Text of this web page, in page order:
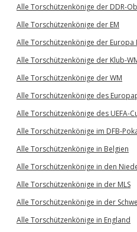
Alle Torschützenkönige der DDR-
Alle Torschützenkönige der EM
Alle Torschützenkönige der Europa
Alle Torschützenkönige der Klub-
Alle Torschützenkönige der WM
Alle Torschützenkönige des
Alle Torschützenkönige des UEFA-
Alle Torschützenkönige im DFB-
Alle Torschützenkönige in Belgien
Alle Torschützenkönige in den
Alle Torschützenkönige in der MLS
Alle Torschützenkönige in der
Alle Torschützenkönige in England